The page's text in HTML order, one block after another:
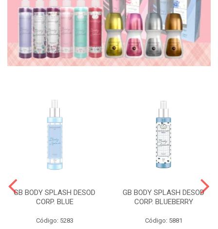
GB BODY SPLASH DESOD
CORP. BLUE
Código: 5283
GB BODY SPLASH DESOD
CORP. BLUEBERRY
Código: 5881